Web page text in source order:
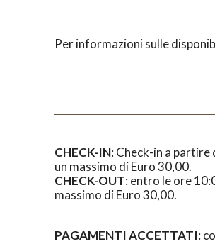
Per informazioni sulle
CHECK-IN: Check-in a
un massimo di Euro 30,00.
CHECK-OUT: entro le ore
massimo di Euro 30,00.
PAGAMENTI ACCETTATI: